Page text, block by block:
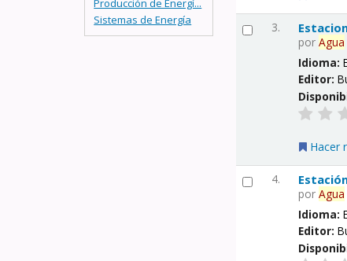
Producción de Energí...
Sistemas de Energía
3.
porAgua
Idioma:
Editor:
Hacer
4.
porAgua
Idioma:
Editor: